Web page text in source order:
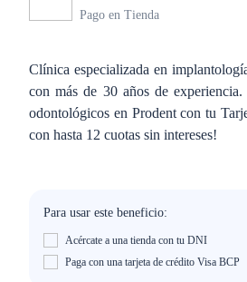
Pago en Tienda
Clínica especializada en
con más de 30 años de
odontológicos en Prodent con tu
con hasta 12 cuotas sin intereses!
Para usar este beneficio:
Acércate a una tienda con tu DNI
Paga con una tarjeta de crédito Visa BCP